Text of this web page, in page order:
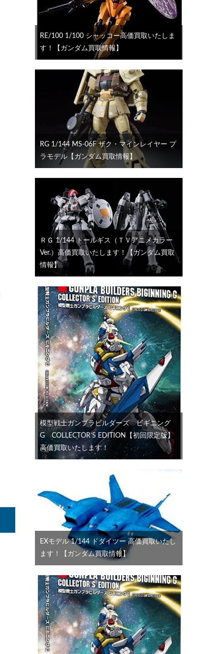
RE/100 1/100 シャッコー高価買取いたしま
す！【ガンダム買取情報】
RG 1/144 MS-06F ザク・マインレイヤー プ
ラモデル【ガンダム買取情報】
ＲＧ 1/144 トールギス（ＴＶアニメカラー
Ver.）高価買取いたします！【ガンダム買取
情報】
模型戦士ガンプラビルダーズ ビギニング
G COLLECTOR’S EDITION【初回限定版】
高価買取いたします！
EXモデル 1/144 ドダイツー 高価買取いたし
ます！【ガンダム買取情報】